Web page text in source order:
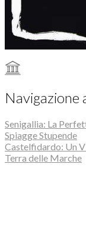
Navigazione
Senigallia: La
Spiagge Stupende
Castelfidardo: Un
Terra delle Marche